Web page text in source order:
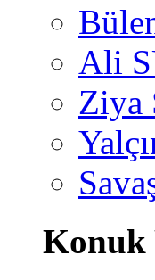
Ali
Ziya
Konuk